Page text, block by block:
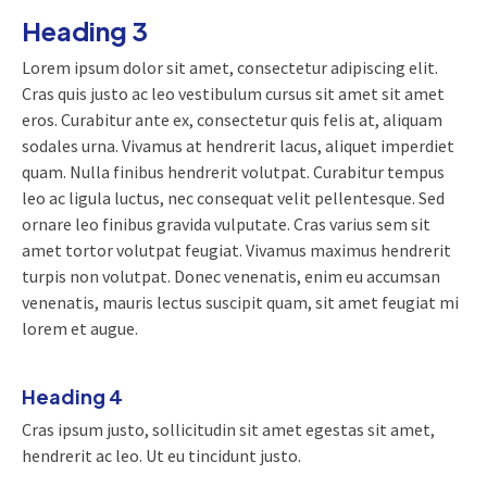
Heading 3
Lorem ipsum dolor sit amet, consectetur adipiscing elit.
Cras quis justo ac leo vestibulum cursus sit amet sit amet
eros. Curabitur ante ex, consectetur quis felis at, aliquam
sodales urna. Vivamus at hendrerit lacus, aliquet imperdiet
quam. Nulla finibus hendrerit volutpat. Curabitur tempus
leo ac ligula luctus, nec consequat velit pellentesque. Sed
ornare leo finibus gravida vulputate. Cras varius sem sit
amet tortor volutpat feugiat. Vivamus maximus hendrerit
turpis non volutpat. Donec venenatis, enim eu accumsan
venenatis, mauris lectus suscipit quam, sit amet feugiat mi
lorem et augue.
Heading 4
Cras ipsum justo, sollicitudin sit amet egestas sit amet,
hendrerit ac leo. Ut eu tincidunt justo.